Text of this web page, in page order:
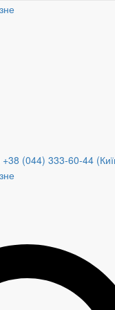
+38 (044) 333-60-44